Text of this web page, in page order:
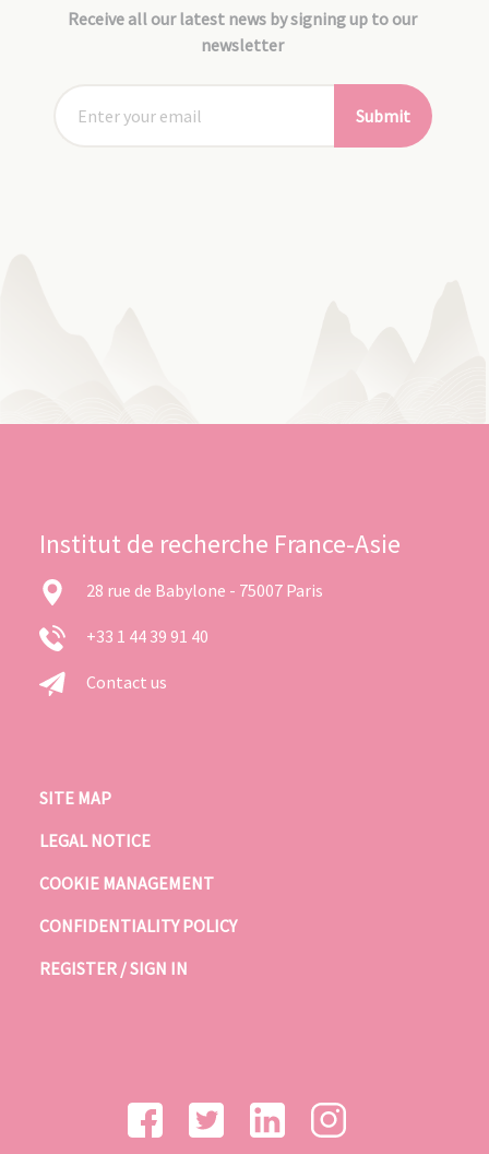
Receive all our latest news by signing up to our
newsletter
Submit
Institut de recherche France-Asie
28 rue de Babylone - 75007 Paris
+33 1 44 39 91 40
Contact us
SITE MAP
LEGAL NOTICE
COOKIE MANAGEMENT
CONFIDENTIALITY POLICY
REGISTER / SIGN IN